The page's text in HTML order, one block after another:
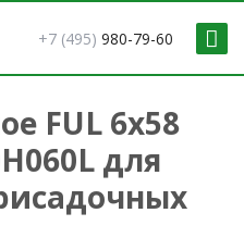
+7 (495) 980-79-60
FUL 6x58
для